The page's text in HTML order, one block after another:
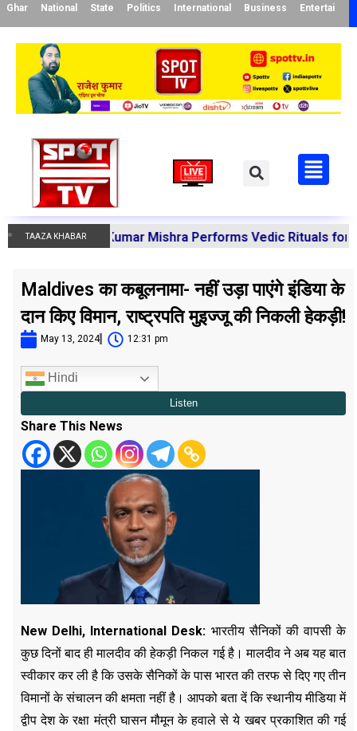
Ghar National State Politics International Business
TAAZA KHABAR
Manoj Kumar Mishra Performs Vedic Rituals for the
Maldives का कबूलनामा- नहीं उड़ा पाएंगे इंडिया के
दान किए विमान, राष्ट्रपति मुइज्जू की निकली हेकड़ी!
May 13, 2024 12:31 pm
Hindi
Share This News
New Delhi, International Desk: भारतीय सैनिकों की वापसी के
कुछ दिनों बाद ही मालदीव की हेकड़ी निकल गई है। मालदीव ने अब यह बात
स्वीकार कर ली है कि उसके सैनिकों के पास भारत की तरफ से दिए गए तीन
विमानों के संचालन की क्षमता नहीं है। आपको बता दें कि स्थानीय मीडिया में
द्वीप देश के रक्षा मंत्री घासन मौमून के हवाले से ये खबर प्रकाशित की गई